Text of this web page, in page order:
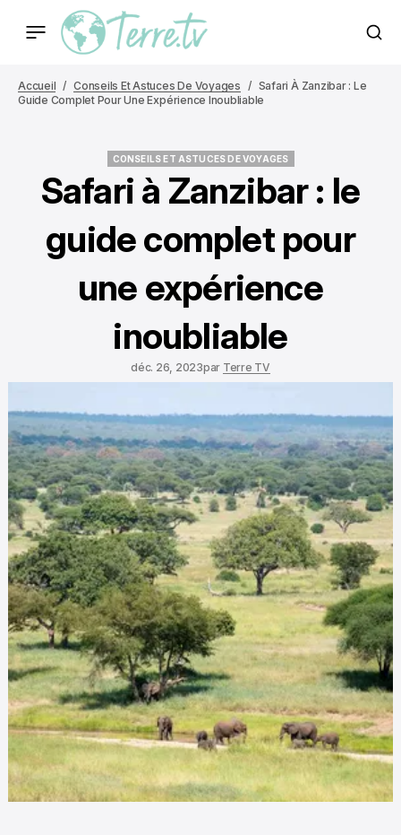
Accueil Conseils Et Astuces De Voyages
Safari À Zanzibar : Le
Guide Complet Pour Une Expérience Inoubliable
CONSEILS ET ASTUCES DE VOYAGES
Safari à Zanzibar : le
guide complet pour
une expérience
inoubliable
déc. 26, 2023par Terre TV